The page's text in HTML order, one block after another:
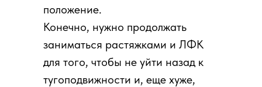
положение.
Конечно, нужно продолжать
заниматься растяжками и ЛФК
для того, чтобы не уйти назад к
тугоподвижности и, еще хуже,